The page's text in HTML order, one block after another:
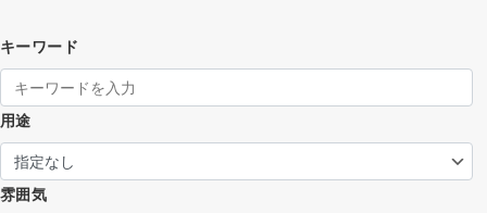
キーワード
用途
雰囲気